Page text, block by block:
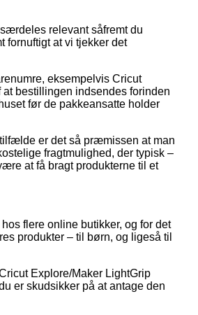
relevant såfremt du
fornuftigt at vi tjekker det
eksempelvis Cricut
at bestillingen indsendes forinden
før de pakkeansatte holder
er det så præmissen at man
fragtmulighed, der typisk –
at få bragt produkterne til et
flere online butikker, og for det
produkter – til børn, og ligeså til
Explore/Maker LightGrip
er skudsikker på at antage den